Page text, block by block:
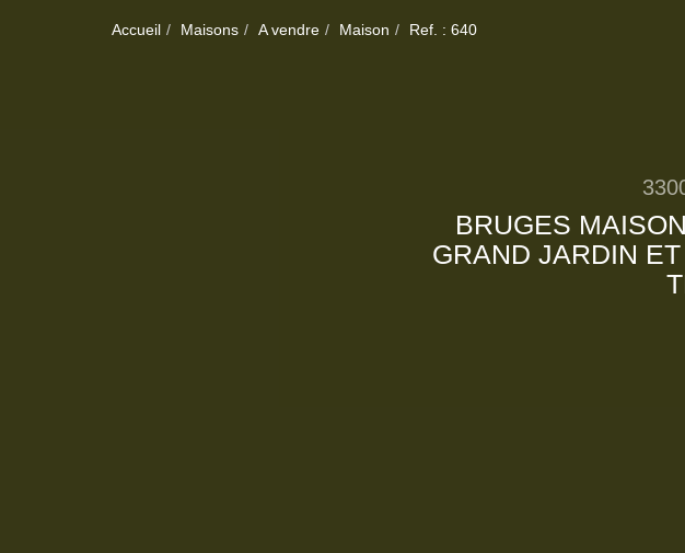
Accueil Maisons A vendre Maison Ref. : 640
BRUGES
GRAND JARDIN